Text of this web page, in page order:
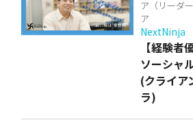
ア（リーダ
ア
NextNinja
【経験者
ソーシャ
(クライア
ラ)